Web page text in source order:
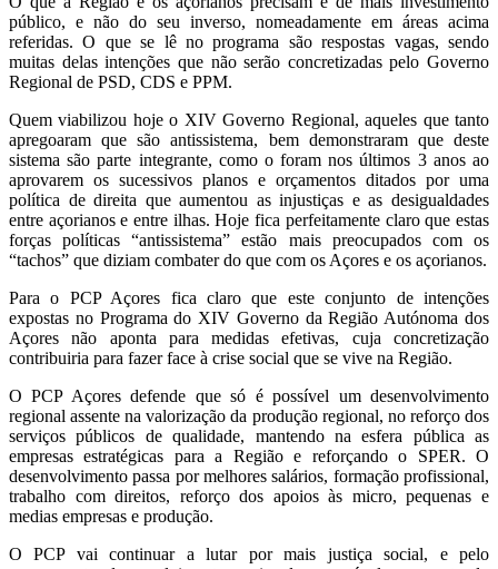
público, e não do seu inverso, nomeadamente em áreas acima
referidas. O que se lê no programa são respostas vagas, sendo
muitas delas intenções que não serão concretizadas pelo Governo
Regional de PSD, CDS e PPM.
Quem viabilizou hoje o XIV Governo Regional, aqueles que tanto
apregoaram que são antissistema, bem demonstraram que deste
sistema são parte integrante, como o foram nos últimos 3 anos ao
aprovarem os sucessivos planos e orçamentos ditados por uma
política de direita que aumentou as injustiças e as desigualdades
entre açorianos e entre ilhas. Hoje fica perfeitamente claro que estas
forças políticas “antissistema” estão mais preocupados com os
“tachos” que diziam combater do que com os Açores e os açorianos.
Para o PCP Açores fica claro que este conjunto de intenções
expostas no Programa do XIV Governo da Região Autónoma dos
Açores não aponta para medidas efetivas, cuja concretização
contribuiria para fazer face à crise social que se vive na Região.
O PCP Açores defende que só é possível um desenvolvimento
regional assente na valorização da produção regional, no reforço dos
serviços públicos de qualidade, mantendo na esfera pública as
empresas estratégicas para a Região e reforçando o SPER. O
desenvolvimento passa por melhores salários, formação profissional,
trabalho com direitos, reforço dos apoios às micro, pequenas e
medias empresas e produção.
O PCP vai continuar a lutar por mais justiça social, e pelo